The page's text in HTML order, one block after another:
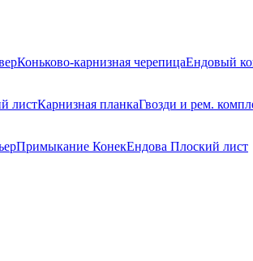
Коньково-карнизная черепицаЕндовый
листКарнизная планкаГвозди и рем.
Примыкание КонекЕндова Плоский лист